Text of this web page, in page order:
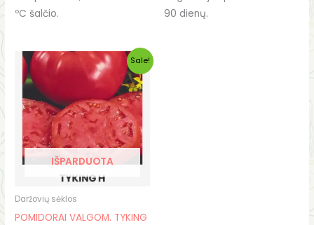
ºC šalčio.
90 dienų.
Sale!
IŠPARDUOTA
Daržovių sėklos
POMIDORAI VALGOM. TYKING
Original
price
€3.45.
Current
price
€2.40.